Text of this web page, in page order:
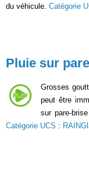
du véhicule. Catégorie
Pluie sur
Grosses
peut être
sur pare-
Catégorie UCS :